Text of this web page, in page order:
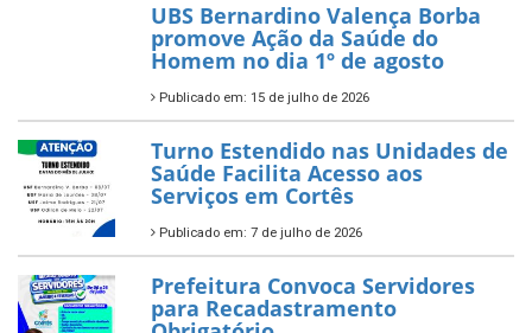
UBS Bernardino Valença Borba
promove Ação da Saúde do
Homem no dia 1º de agosto
Publicado em: 15 de julho de 2026
Turno Estendido nas Unidades de
Saúde Facilita Acesso aos
Serviços em Cortês
Publicado em: 7 de julho de 2026
Prefeitura Convoca Servidores
para Recadastramento